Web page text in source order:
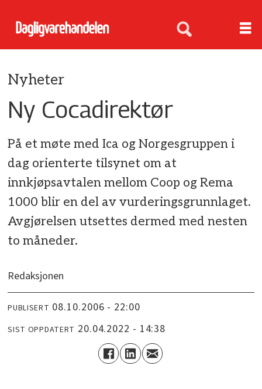
Nyheter
Ny Cocadirektør
På et møte med Ica og Norgesgruppen i
dag orienterte tilsynet om at
innkjøpsavtalen mellom Coop og Rema
1000 blir en del av vurderingsgrunnlaget.
Avgjørelsen utsettes dermed med nesten
to måneder.
Redaksjonen
PUBLISERT 08.10.2006 - 22:00
SIST OPPDATERT 20.04.2022 - 14:38